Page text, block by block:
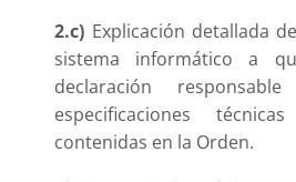
2.c) Explicación detallada
sistema informático a
declaración
especificaciones
contenidas en la Orden.